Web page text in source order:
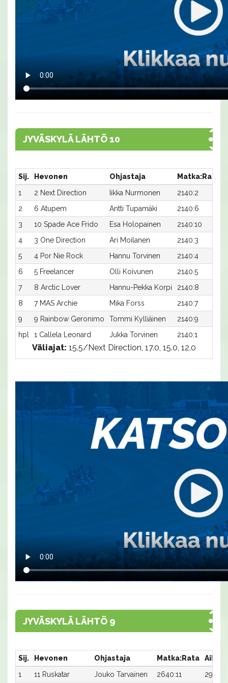
JYVÄSKYLÄ LÄHTÖ 10
Sij. Hevonen Ohjastaja Matka:Rata
1
2 Next Direction Iikka Nurmonen 2140:2
2
6 Atupem Antti Tupamäki 2140:6
3
10 Spade Ace Frido Esa Holopainen 2140:10
4
3 One Direction Ari Moilanen 2140:3
5
4 Por Nie Rock Hannu Torvinen 2140:4
6
5 Freelancer Olli Koivunen 2140:5
7
8 Arctic Lover Hannu-Pekka Korpi 2140:8
8
7 MAS Archie Mika Forss 2140:7
9
9 Rainbow Geronimo Tommi Kylliäinen 2140:9
hpl
1 Callela Leonard Jukka Torvinen 2140:1
Väliajat: 15.5/Next Direction, 17.0, 15.0, 12.0
JYVÄSKYLÄ LÄHTÖ 9
Sij. Hevonen Ohjastaja Matka:Rata
Aika
1
11 Ruskatar Jouko Tarvainen 2640:11
29,1a